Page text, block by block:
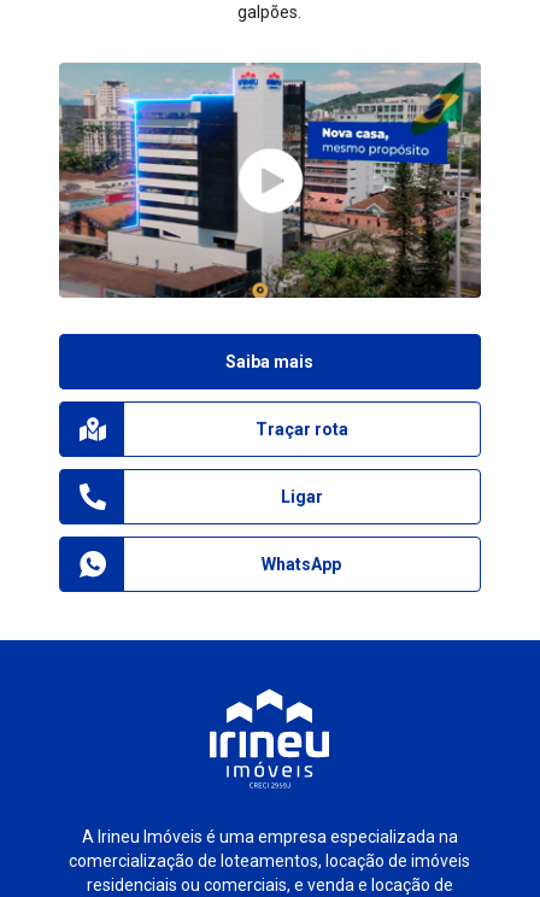
galpões.
Saiba mais
Traçar rota
Ligar
WhatsApp
A Irineu Imóveis é uma empresa especializada na
comercialização de loteamentos, locação de imóveis
residenciais ou comerciais, e venda e locação de